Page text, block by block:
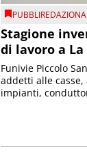
Stagione
di lavoro a
Funivie Piccolo
addetti alle
impianti,